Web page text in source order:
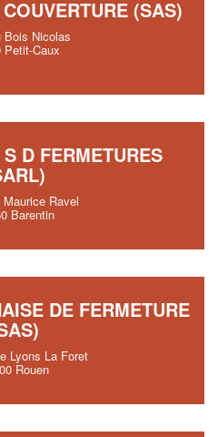
(SAS)
Bois Nicolas
Petit-Caux
D FERMETURES
Ravel
Barentin
DE FERMETURE
Lyons La Foret
Rouen